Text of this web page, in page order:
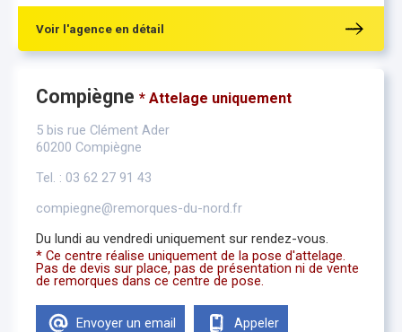
Voir l'agence en détail
Compiègne * Attelage uniquement
5 bis rue Clément Ader
60200 Compiègne
Tel. : 03 62 27 91 43
compiegne@remorques-du-nord.fr
Du lundi au vendredi uniquement sur rendez-vous.
* Ce centre réalise uniquement de la pose d'attelage.
Pas de devis sur place, pas de présentation ni de vente
de remorques dans ce centre de pose.
Envoyer un email Appeler